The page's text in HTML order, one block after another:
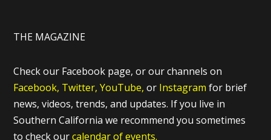
THE MAGAZINE
Check our Facebook page, or our channels on
Facebook, Twitter, YouTube, or Instagram for brief
news, videos, trends, and updates. If you live in
Southern California we recommend you sometimes
to check ourcalendar of events.